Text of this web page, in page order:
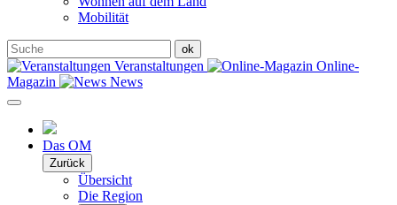
Mobilität
Veranstaltungen
Online-
Magazin
News
Das OM
Zurück
Übersicht
Die Region